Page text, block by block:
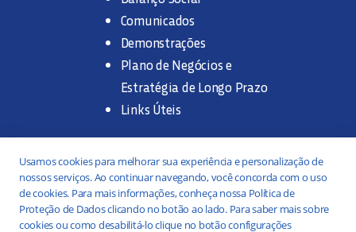
Comunicados
Demonstrações
Plano de Negócios e
Estratégia de Longo Prazo
Links Úteis
Trabalhe na SANASA
Concurso Público
Estágio
Usamos cookies para melhorar sua experiência e personalização de
nossos serviços. Ao continuar navegando, você concorda com o uso
de cookies. Para mais informações, conheça nossa Política de
Proteção de Dados clicando no botão ao lado. Para saber mais sobre
cookies ou como desabilitá-lo clique no botão configurações